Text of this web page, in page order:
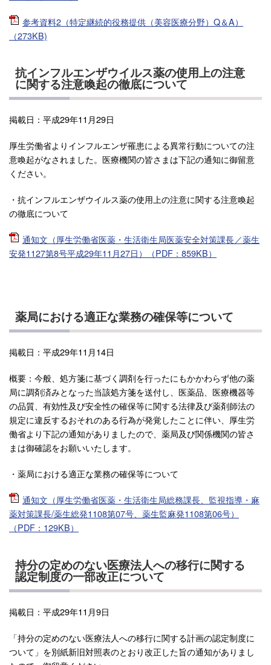
参考資料2（特定継続的役務提供（美容医療分野）Q＆A）
（273KB)
抗インフルエンザウイルス薬の使用上の注意
に関する注意喚起の徹底について
掲載日：平成29年11月29日
厚生労働省よりインフルエンザ罹患による異常行動についての注
意喚起がなされました。医療機関の皆さまは下記の通知に御留意
ください。
・抗インフルエンザウイルス薬の使用上の注意に関する注意喚起
の徹底について
通知文（厚生労働省医薬・生活衛生局医薬安全対策課長／薬生
安発1127第8号平成29年11月27日）（PDF：859KB）
薬局における適正な業務の確保等について
掲載日：平成29年11月14日
概要：今般、処方箋に基づく調剤を行ったにもかかわらず他の薬
局に調剤済みとなった当該処方箋を送付し、医薬品、医療機器等
の品質、有効性及び安全性の確保等に関する法律及び薬剤師法の
規定に違反するおそれのある行為が発覚したことに伴い、厚生労
働省より下記の通知がありましたので、薬局及び関係機関の皆さ
まは御確認をお願いいたします。
・薬局における適正な業務の確保等について
通知文（厚生労働省医薬・生活衛生局総務課長、監視指導・麻
薬対策課長/薬生総発1108第07号、薬生監麻発1108第06号）
（PDF：129KB）
持分の定めのない医療法人への移行に関する
認定制度の一部改正について
掲載日：平成29年11月9日
「持分の定めのない医療法人への移行に関する計画の認定制度に
ついて」を別紙新旧対照表のとおり改正した旨の通知がありまし